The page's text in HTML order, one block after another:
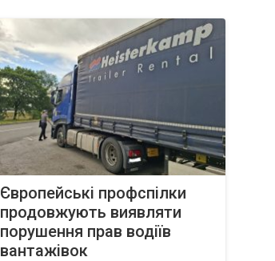
Європейські профспілки
продовжують виявляти
порушення прав водіїв
вантажівок